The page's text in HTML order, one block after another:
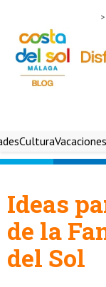
CulturaVacaciones
Ideas
de la
del Sol